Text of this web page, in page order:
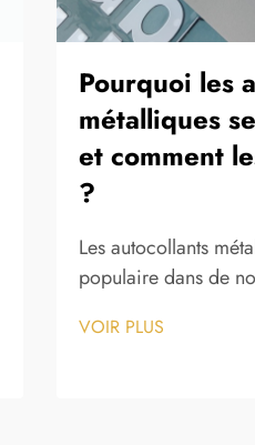
Pourquoi les
métalliques
et comment
?
Les autocollants
populaire dans de
des actifs et
VOIR PLUS